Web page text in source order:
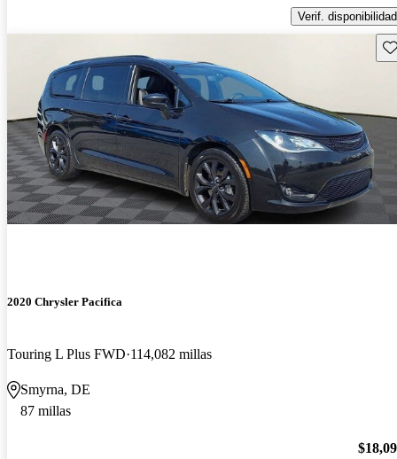
Verif. disponibilidad
2020 Chrysler Pacifica
Touring L Plus FWD 114,082 millas
Smyrna, DE
87 millas